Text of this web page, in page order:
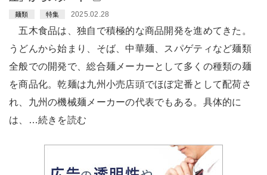
麺類 特集 2025.02.28
五木食品は、独自で積極的な商品開発を進めてきた。
うどんから始まり、そば、中華麺、スパゲティなど麺類
全般での開発で、総合麺メーカーとして多くの種類の麺
を商品化。乾麺は九州小売店頭でほぼ定番として配荷さ
れ、九州の機械麺メーカーの代表でもある。具体的に
は、…続きを読む